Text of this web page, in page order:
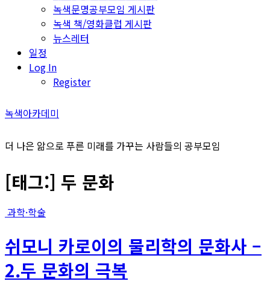
녹색문명공부모임 게시판
녹색 책/영화클럽 게시판
뉴스레터
일정
Log In
Register
녹색아카데미
더 나은 앎으로 푸른 미래를 가꾸는 사람들의 공부모임
[태그:] 두 문화
과학·학술
쉬모니 카로이의 물리학의 문화사 –
2.두 문화의 극복